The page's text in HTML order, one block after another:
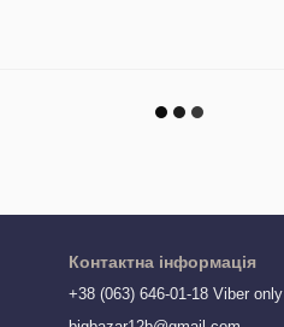
Контактна інформація
+38 (063) 646-01-18 Viber only